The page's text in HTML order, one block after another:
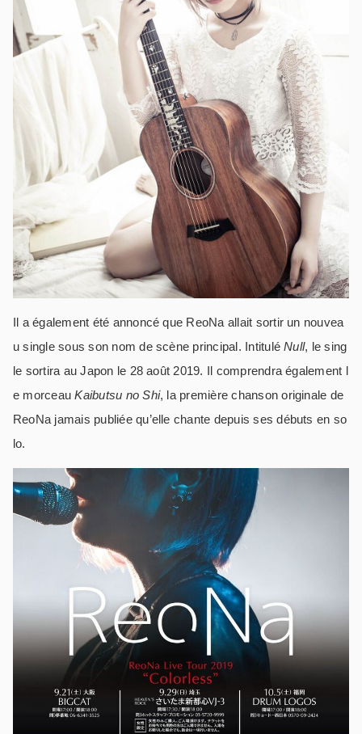
Il a également été annoncé que ReoNa allait sortir un nouvea
u single sous son nom de scène principal. IntituléNull, le sing
le sortira au Japon le 28 août 2019. Il comprendra également l
e morceauKaibutsu no Shi, la première chanson originale de
ReoNa jamais publiée qu’elle chante depuis ses débuts en so
lo.